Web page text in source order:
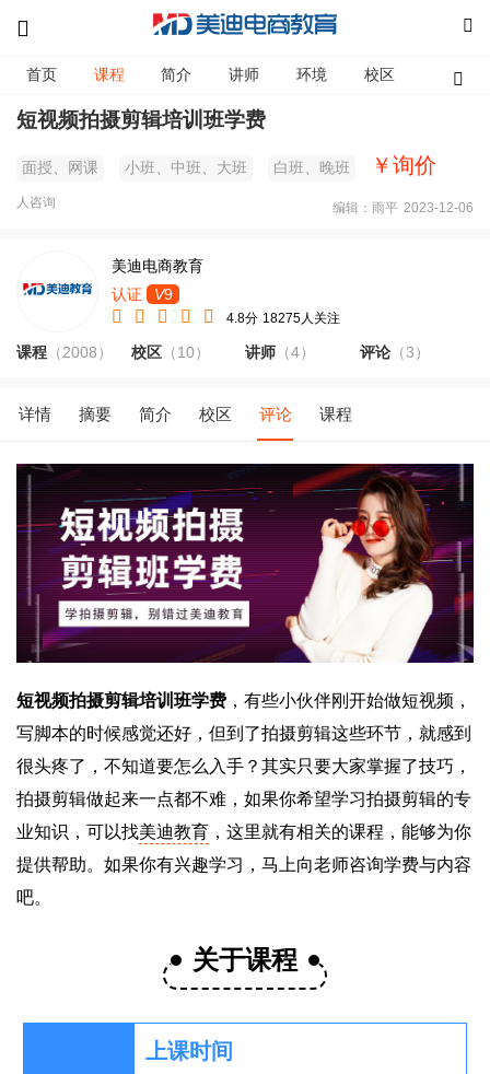
首页 课程 简介 讲师 环境 校区 资讯
短视频拍摄剪辑培训班学费
面授、网课 小班、中班、大班 白班、晚班 ￥询价
人咨询 2023-12-06
编辑：雨平
美迪电商教育
认证
V9
4.8分 18275人关注
课程 （2008） 校区（10） 讲师 （4） 评论（3）
详情 摘要 简介 校区 评论 课程
短视频拍摄剪辑培训班学费 ，有些小伙伴刚开始做短视频，
写脚本的时候感觉还好，但到了拍摄剪辑这些环节，就感到
很头疼了，不知道要怎么入手？其实只要大家掌握了技巧，
拍摄剪辑做起来一点都不难，如果你希望学习拍摄剪辑的专
业知识，可以找美迪教育 ，这里就有相关的课程，能够为你
提供帮助。如果你有兴趣学习，马上向老师咨询学费与内容
吧。
关于课程
上课时间